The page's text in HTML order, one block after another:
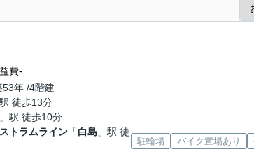
費-
年 /4階建
駅 徒歩13分
」駅 徒歩10分
トラムライン 「白島 」駅 徒
駐輪場 バイク置場あり